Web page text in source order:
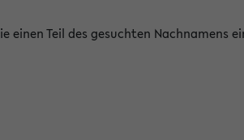
einen Teil des gesuchten Nachnamens